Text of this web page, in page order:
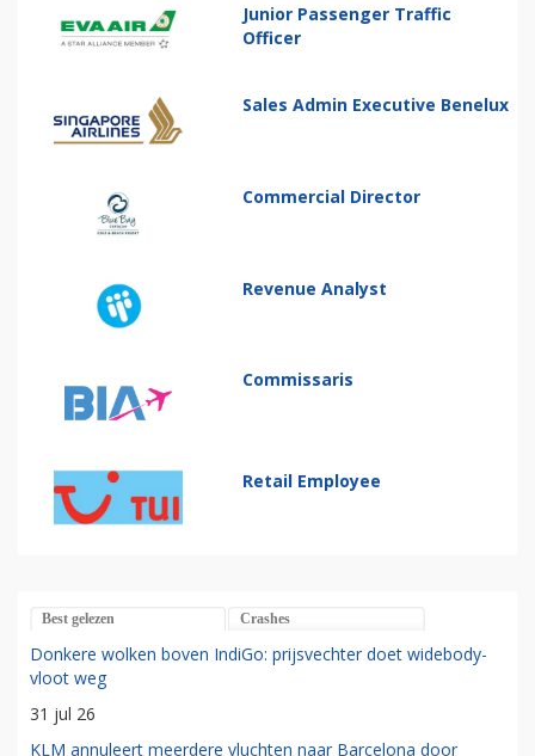
Junior Passenger Traffic
Officer
Sales Admin Executive Benelux
Commercial Director
Revenue Analyst
Commissaris
Retail Employee
Best gelezen Crashes
Donkere wolken boven IndiGo: prijsvechter doet widebody-
vloot weg
31 jul 26
KLM annuleert meerdere vluchten naar Barcelona door